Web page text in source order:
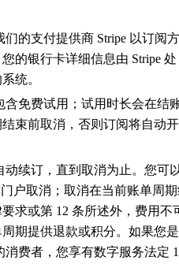
们的支付提供商 Stripe 以订阅
的银行卡详细信息由 Stripe 处
统。
含免费试用；试用时长会在结
束前取消，否则订阅将自动开
动续订，直到取消为止。您可
户取消；取消在当前账单周
求或第 12 条所述外，费用不
期提供退款或积分。如果您
消费者，您享有数字服务法定